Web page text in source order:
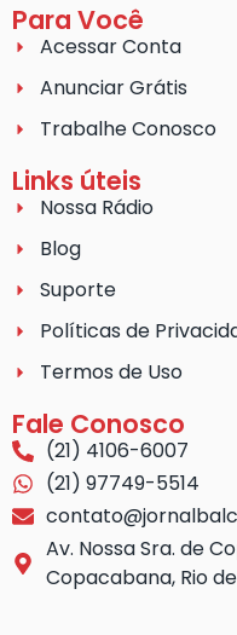
Para Você
Acessar Conta
Anunciar Grátis
Trabalhe Conosco
Links úteis
Nossa Rádio
Blog
Suporte
Políticas de
Termos de Uso
Fale Conosco
(21) 4106-6007
(21) 97749-5514
Av. Nossa Sra. de
Copacabana, Rio